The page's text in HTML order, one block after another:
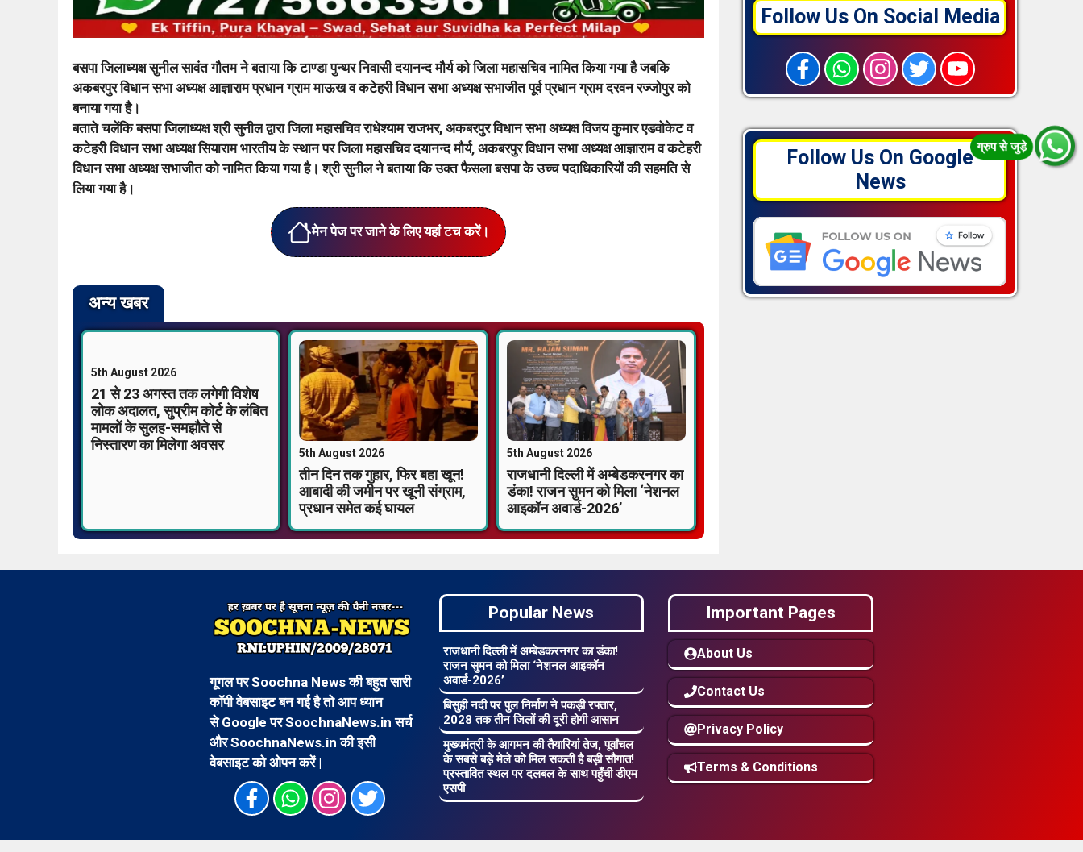
बसपा जिलाध्यक्ष सुनील सावंत गौतम ने बताया कि टाण्डा पुन्थर निवासी दयानन्द मौर्य को जिला महासचिव नामित किया गया है जबकि
अकबरपुर विधान सभा अध्यक्ष आज्ञाराम प्रधान ग्राम माऊख व कटेहरी विधान सभा अध्यक्ष सभाजीत पूर्व प्रधान ग्राम दरवन रज्जोपुर को
बनाया गया है।
बताते चलेंकि बसपा जिलाध्यक्ष श्री सुनील द्वारा जिला महासचिव राधेश्याम राजभर, अकबरपुर विधान सभा अध्यक्ष विजय कुमार एडवोकेट व
कटेहरी विधान सभा अध्यक्ष सियाराम भारतीय के स्थान पर जिला महासचिव दयानन्द मौर्य, अकबरपुर विधान सभा अध्यक्ष आज्ञाराम व कटेहरी
विधान सभा अध्यक्ष सभाजीत को नामित किया गया है। श्री सुनील ने बताया कि उक्त फैसला बसपा के उच्च पदाधिकारियों की सहमति से
लिया गया है।
मेन पेज पर जाने के लिए यहां टच करें।
अन्य खबर
5th August 2026
21 से 23 अगस्त तक लगेगी विशेष
लोक अदालत, सुप्रीम कोर्ट के लंबित
मामलों के सुलह-समझौते से
निस्तारण का मिलेगा अवसर
5th August 2026
तीन दिन तक गुहार, फिर बहा खून!
आबादी की जमीन पर खूनी संग्राम,
प्रधान समेत कई घायल
5th August 2026
राजधानी दिल्ली में अम्बेडकरनगर का
डंका! राजन सुमन को मिला ‘नेशनल
आइकॉन अवार्ड-2026’
Follow Us On Social Media
Follow Us On Google
News
गूगल पर Soochna News की बहुत सारी
कॉपी वेबसाइट बन गई है तो आप ध्यान
से Google पर SoochnaNews.in सर्च
और SoochnaNews.in की इसी
वेबसाइट को ओपन करें |
Popular News
राजधानी दिल्ली में अम्बेडकरनगर का डंका!
राजन सुमन को मिला ‘नेशनल आइकॉन
अवार्ड-2026’
बिसुही नदी पर पुल निर्माण ने पकड़ी रफ्तार,
2028 तक तीन जिलों की दूरी होगी आसान
मुख्यमंत्री के आगमन की तैयारियां तेज, पूर्वांचल
के सबसे बड़े मेले को मिल सकती है बड़ी सौगात!
प्रस्तावित स्थल पर दलबल के साथ पहुँची डीएम
एसपी
Important Pages
About Us
Contact Us
Privacy Policy
Terms & Conditions